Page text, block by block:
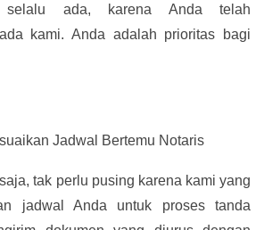
selalu ada, karena Anda telah
kami. Anda adalah prioritas bagi
Jadwal Bertemu Notaris
tak perlu pusing karena kami yang
jadwal Anda untuk proses tanda